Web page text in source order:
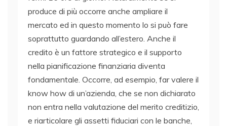
produce di più occorre anche ampliare il
mercato ed in questo momento lo si può fare
soprattutto guardando all’estero. Anche il
credito è un fattore strategico e il supporto
nella pianificazione finanziaria diventa
fondamentale. Occorre, ad esempio, far valere il
know how di un’azienda, che se non dichiarato
non entra nella valutazione del merito creditizio,
e riarticolare gli assetti fiduciari con le banche,